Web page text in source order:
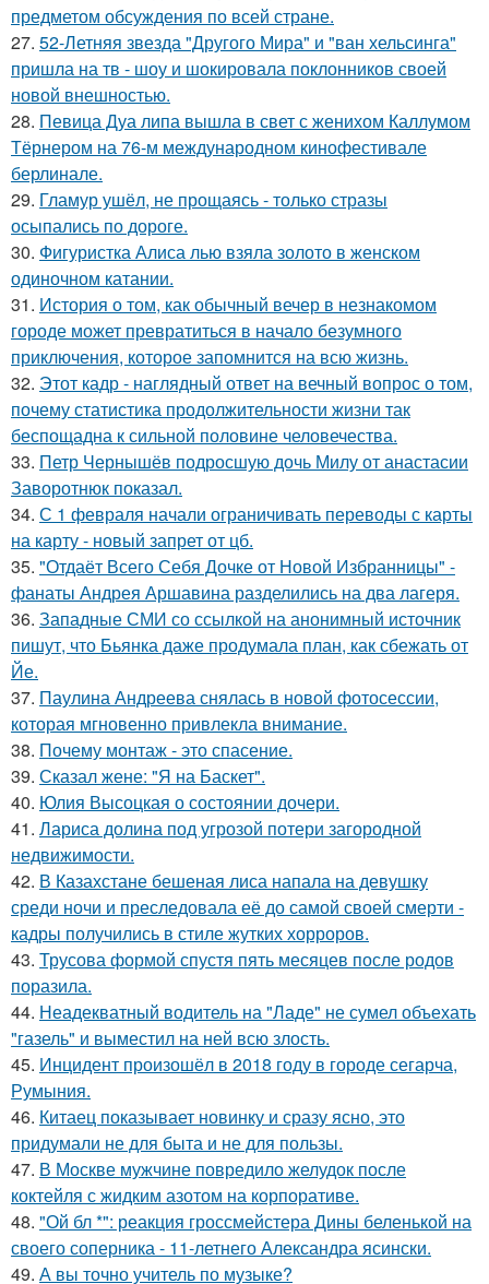
предметом обсуждения по всей стране.
27. 52-Летняя звезда "Другого Мира" и "ван хельсинга"
пришла на тв - шоу и шокировала поклонников своей
новой внешностью.
28. Певица Дуа липа вышла в свет с женихом Каллумом
Тёрнером на 76-м международном кинофестивале
берлинале.
29. Гламур ушёл, не прощаясь - только стразы
осыпались по дороге.
30. Фигуристка Алиса лью взяла золото в женском
одиночном катании.
31. История о том, как обычный вечер в незнакомом
городе может превратиться в начало безумного
приключения, которое запомнится на всю жизнь.
32. Этот кадр - наглядный ответ на вечный вопрос о том,
почему статистика продолжительности жизни так
беспощадна к сильной половине человечества.
33. Петр Чернышёв подросшую дочь Милу от анастасии
Заворотнюк показал.
34. С 1 февраля начали ограничивать переводы с карты
на карту - новый запрет от цб.
35. "Отдаёт Всего Себя Дочке от Новой Избранницы" -
фанаты Андрея Аршавина разделились на два лагеря.
36. Западные СМИ со ссылкой на анонимный источник
пишут, что Бьянка даже продумала план, как сбежать от
Йе.
37. Паулина Андреева снялась в новой фотосессии,
которая мгновенно привлекла внимание.
38. Почему монтаж - это спасение.
39. Сказал жене: "Я на Баскет".
40. Юлия Высоцкая о состоянии дочери.
41. Лариса долина под угрозой потери загородной
недвижимости.
42. В Казахстане бешеная лиса напала на девушку
среди ночи и преследовала её до самой своей смерти -
кадры получились в стиле жутких хорроров.
43. Трусова формой спустя пять месяцев после родов
поразила.
44. Неадекватный водитель на "Ладе" не сумел объехать
"газель" и выместил на ней всю злость.
45. Инцидент произошёл в 2018 году в городе сегарча,
Румыния.
46. Китаец показывает новинку и сразу ясно, это
придумали не для быта и не для пользы.
47. В Москве мужчине повредило желудок после
коктейля с жидким азотом на корпоративе.
48. "Ой бл *": реакция гроссмейстера Дины беленькой на
своего соперника - 11-летнего Александра ясински.
49. А вы точно учитель по музыке?